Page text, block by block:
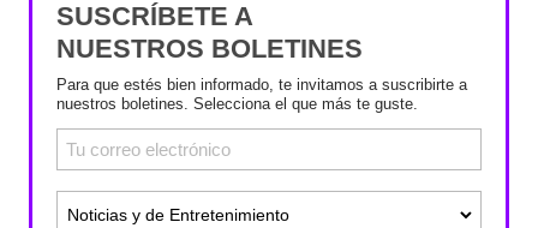
SUSCRÍBETE A
NUESTROS BOLETINES
Para que estés bien informado, te invitamos a suscribirte a
nuestros boletines. Selecciona el que más te guste.